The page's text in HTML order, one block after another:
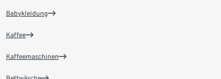
Babykleidung
Kaffee
Kaffeemaschinen